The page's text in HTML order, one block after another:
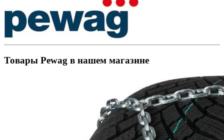
Товары Pewag в нашем магазине